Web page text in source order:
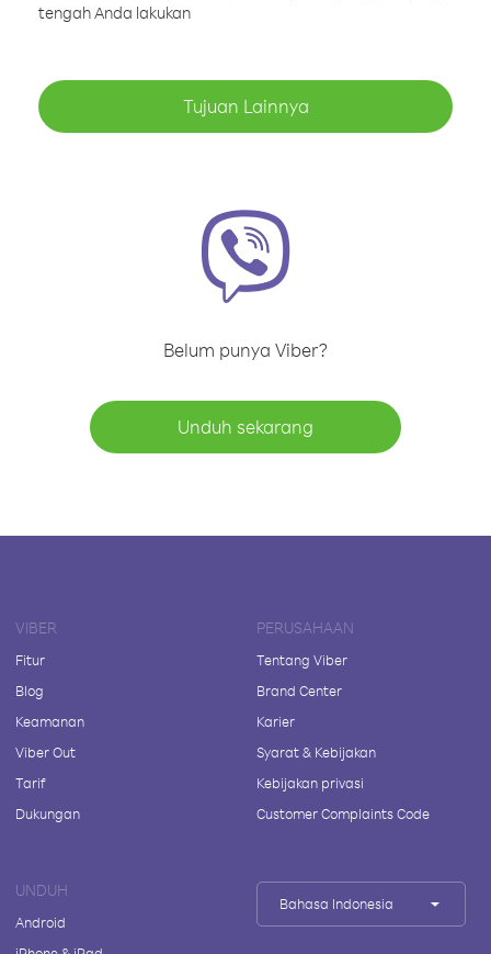
tengah Anda lakukan
Tujuan Lainnya
Belum punya Viber?
Unduh sekarang
VIBER
Fitur
Blog
Keamanan
Viber Out
Tarif
Dukungan
PERUSAHAAN
Tentang Viber
Brand Center
Karier
Syarat & Kebijakan
Kebijakan privasi
Customer Complaints Code
UNDUH
Android
Bahasa Indonesia